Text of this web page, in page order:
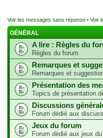
Voir les messages sans réponse • Voir
GÉNÉRAL
A lire : Règles du
Règles du forum
Remarques et
Remarques et
Présentation des
Topics de présentation
Discussions
Forum dédié aux
Jeux du forum
Forum dédié aux jeux